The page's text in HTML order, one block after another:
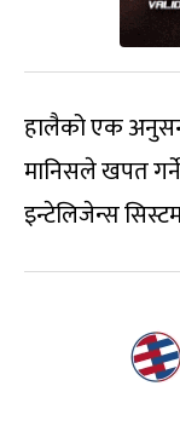
हालैको एक
मानिसले खपत
इन्टेलिजेन्स